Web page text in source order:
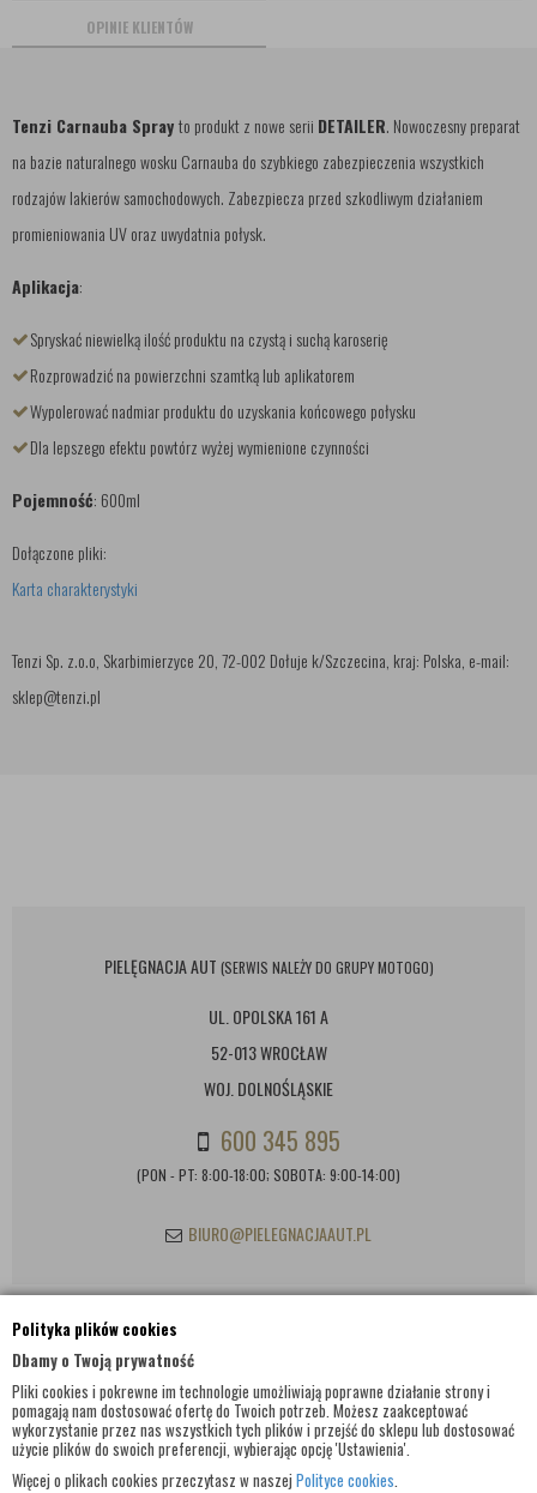
Polityka plików cookies
Dbamy o Twoją prywatność
Pliki cookies i pokrewne im technologie umożliwiają poprawne działanie strony i
pomagają nam dostosować ofertę do Twoich potrzeb. Możesz zaakceptować
wykorzystanie przez nas wszystkich tych plików i przejść do sklepu lub dostosować
użycie plików do swoich preferencji, wybierając opcję 'Ustawienia'.
Więcej o plikach cookies przeczytasz w naszej Polityce cookies.
OPINIE KLIENTÓW
Tenzi Carnauba Sprayto produkt z nowe serii DETAILER. Nowoczesny preparat
na bazie naturalnego wosku Carnauba do szybkiego zabezpieczenia wszystkich
rodzajów lakierów samochodowych. Zabezpiecza przed szkodliwym działaniem
promieniowania UV oraz uwydatnia połysk.
Aplikacja:
Spryskać niewielką ilość produktu na czystą i suchą karoserię
Rozprowadzić na powierzchni szamtką lub aplikatorem
Wypolerować nadmiar produktu do uzyskania końcowego połysku
Dla lepszego efektu powtórz wyżej wymienione czynności
Pojemność: 600ml
Dołączone pliki:
Karta charakterystyki
Tenzi Sp. z.o.o, Skarbimierzyce 20, 72-002 Dołuje k/Szczecina, kraj: Polska, e-mail:
sklep@tenzi.pl
PIELĘGNACJA AUT (SERWIS NALEŻY DO GRUPY MOTOGO)
UL. OPOLSKA 161 A
52-013 WROCŁAW
WOJ. DOLNOŚLĄSKIE
600 345 895
(PON - PT: 8:00-18:00; SOBOTA: 9:00-14:00)
BIURO@PIELEGNACJAAUT.PL
INFORMACJE KONTAKTOWE